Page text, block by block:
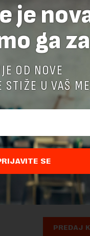
molimo vas da se
reCaptcha i Google.
je
ga
OD NOVE
STIŽE U VAŠ
SE